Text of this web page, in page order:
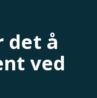
det å
ved